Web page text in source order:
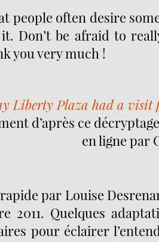
people often desire
Don’t be afraid to
you very much !
Liberty Plaza had a visit
d’après ce
en ligne par
par Louise
2011. Quelques
pour éclairer